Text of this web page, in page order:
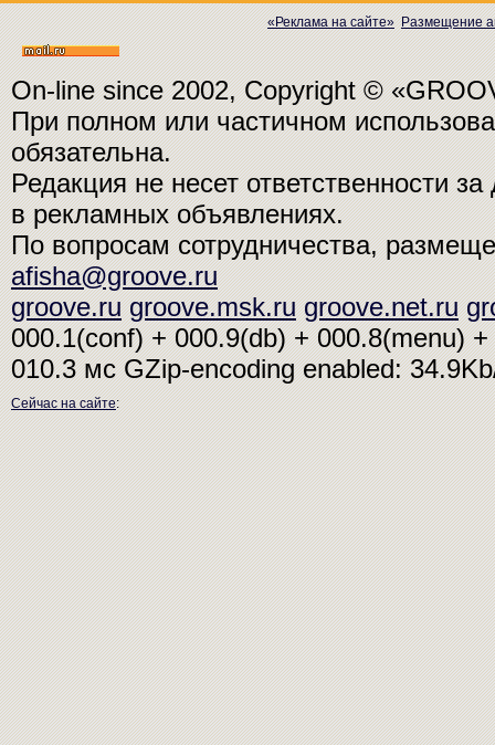
«Реклама на сайте» Размещение
On-line since 2002, Copyright ©
При полном или частичном
обязательна.
Редакция не несет ответственности
в рекламных объявлениях.
По вопросам сотрудничества,
afisha@groove.ru
groove.ru groove.msk.ru groove.net.ru
000.1(conf) + 000.9(db) + 000.8(menu)
010.3 мсGZip-encoding enabled:
Сейчас на сайте: